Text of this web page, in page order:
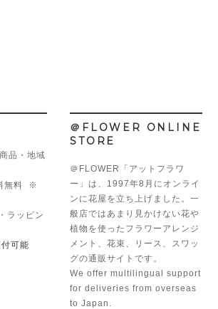
品・地域
無料 ※
ラッピン
可能
＠FLOWER ONLINE
STORE
＠FLOWER「アットフラワ
ー」は、1997年8月にオンライ
ンに花屋を立ち上げました。一
般店ではあまり見かけない花や
植物を使ったフラワーアレンジ
メント、花束、リース、スワッ
グの通販サイトです。
We offer multilingual support
for deliveries from overseas
to Japan.